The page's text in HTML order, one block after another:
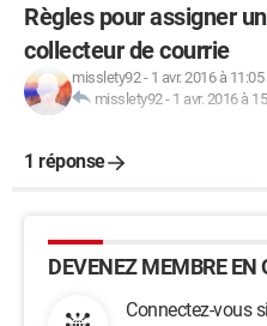
Règles pour assigner
collecteur de courrie
misslety92- 1 avr. 2016 à 11:05
misslety92- 1 avr. 2016 à
1 réponse
DEVENEZ MEMBRE EN
Connectez-vous